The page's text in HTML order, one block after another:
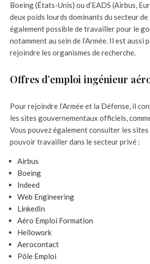
Boeing (États-Unis) ou d’EADS (Airbus,
deux poids lourds dominants du secteur
également possible de travailler pour le
notamment au sein de l’Armée. Il est aussi
rejoindre les organismes de recherche.
Offres d’emploi ingénieur
Pour rejoindre l’Armée et la Défense, il
les sites gouvernementaux officiels,
Vous pouvez également consulter les
pouvoir travailler dans le secteur privé :
Airbus
Boeing
Indeed
Web Engineering
LinkedIn
Aéro Emploi Formation
Hellowork
Aerocontact
Pôle Emploi